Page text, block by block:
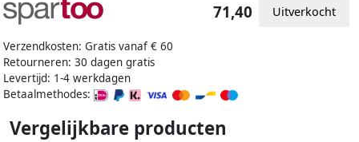
Verzendkosten: Gratis vanaf € 60
Retourneren: 30 dagen gratis
Levertijd: 1-4 werkdagen
Betaalmethodes:
71,40 Uitverkocht
Vergelijkbare producten